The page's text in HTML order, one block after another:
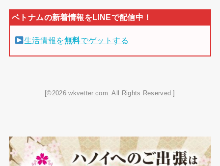
生活情報を無料でゲットする
[©2026 wkvetter.com. All Rights Reserved.]